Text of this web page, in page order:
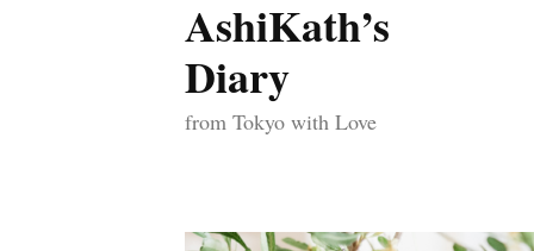
コ
テ
ン
AshiKath’s
Diary
from Tokyo with Love